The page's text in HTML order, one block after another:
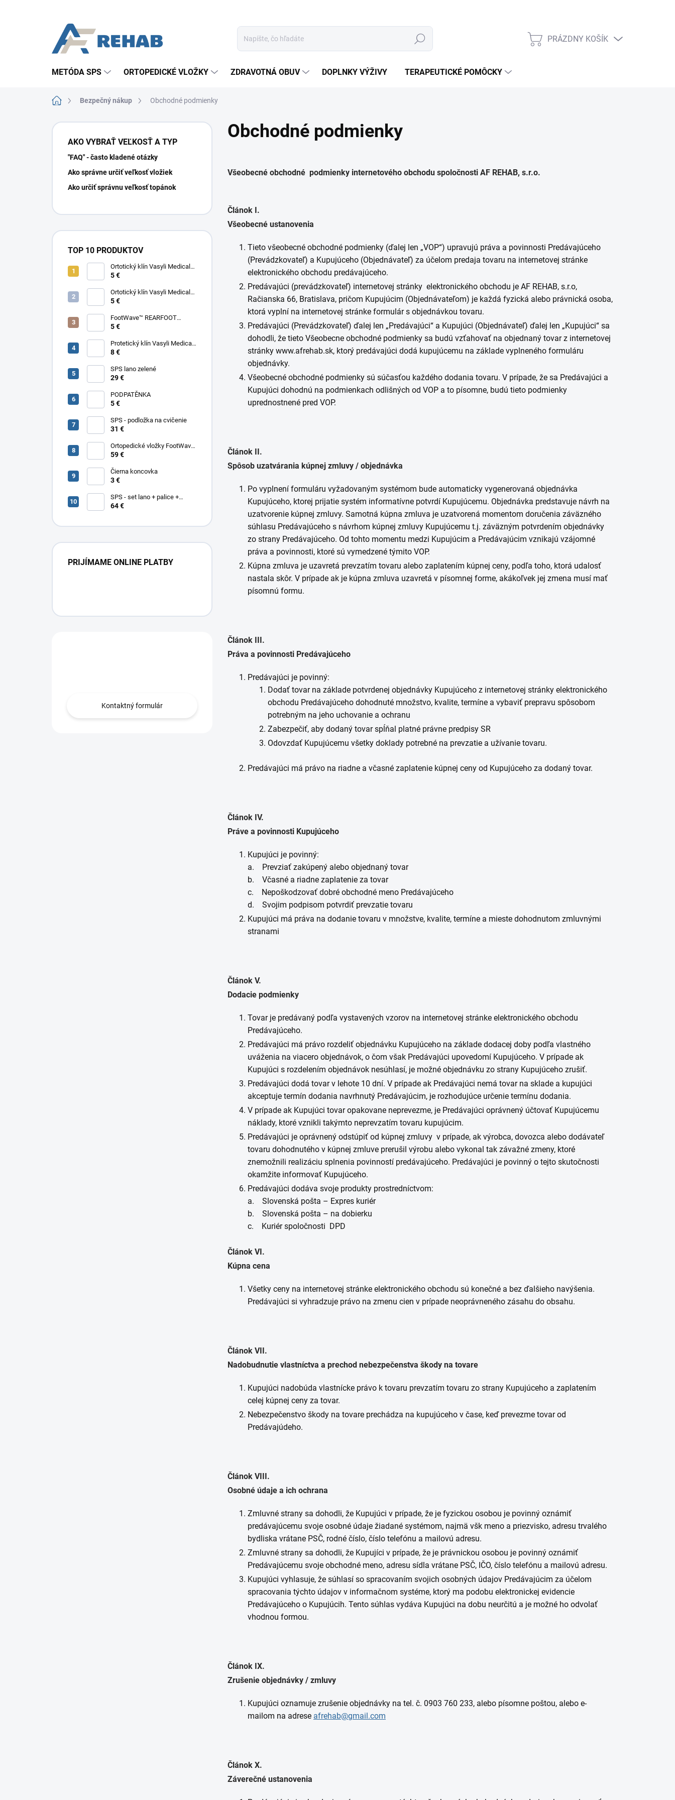
Hľadať
NÁKUPNÝ
PRÁZDNY KOŠÍK
METÓDA SPS ORTOPEDICKÉ VLOŽKY ZDRAVOTNÁ OBUV DOPLNKY VÝŽIVY TERAPEUTICKÉ POMÔCKY
DomovBezpečný nákup Obchodné podmienky
B
e
AKO VYBRAŤ VEĽKOSŤ A TYP
"FAQ" - často kladené otázky
Ako správne určiť veľkosť vložiek
Ako určiť správnu veľkosť topánok
TOP 10 PRODUKTOV
Ortotický klín Vasyli Medical
FOREFOOT VARUS
5 €
Ortotický klín Vasyli Medical
FOREFOOT VALGUS
5 €
FootWave™ REARFOOT
SUPINATION/PRONATION
5 €
Protetický klín Vasyli Medical
REARFOOT VARUS
8 €
SPS lano zelené
29 €
PODPATĚNKA
5 €
SPS - podložka na cvičenie
31 €
Ortopedické vložky FootWave
- Stabilní chůze (Support)
59 €
Čierna koncovka
3 €
SPS - set lano + palice +
podložka
64 €
PRIJÍMAME ONLINE PLATBY
Kontaktný formulár
Obchodné podmienky
Všeobecné obchodné podmienky internetového obchodu spoločnosti AF REHAB, s.r.o.
Článok I.
Všeobecné ustanovenia
Tieto všeobecné obchodné podmienky (ďalej len „VOP“) upravujú práva a povinnosti Predávajúceho
(Prevádzkovateľ) a Kupujúceho (Objednávateľ) za účelom predaja tovaru na internetovej stránke
elektronického obchodu predávajúceho.
Predávajúci (prevádzkovateľ) internetovej stránky elektronického obchodu je AF REHAB, s.r.o,
Račianska 66, Bratislava, pričom Kupujúcim (Objednávateľom) je každá fyzická alebo právnická osoba,
ktorá vyplní na internetovej stránke formulár s objednávkou tovaru.
Predávajúci (Prevádzkovateľ) ďalej len „Predávajúci“ a Kupujúci (Objednávateľ) ďalej len „Kupujúci“ sa
dohodli, že tieto Všeobecne obchodné podmienky sa budú vzťahovať na objednaný tovar z internetovej
stránky www.afrehab.sk, ktorý predávajúci dodá kupujúcemu na základe vyplneného formuláru
objednávky.
Všeobecné obchodné podmienky sú súčasťou každého dodania tovaru. V prípade, že sa Predávajúci a
Kupujúci dohodnú na podmienkach odlišných od VOP a to písomne, budú tieto podmienky
uprednostnené pred VOP.
Článok II.
Spôsob uzatvárania kúpnej zmluvy / objednávka
Po vyplnení formuláru vyžadovaným systémom bude automaticky vygenerovaná objednávka
Kupujúceho, ktorej prijatie systém informatívne potvrdí Kupujúcemu. Objednávka predstavuje návrh na
uzatvorenie kúpnej zmluvy. Samotná kúpna zmluva je uzatvorená momentom doručenia záväzného
súhlasu Predávajúceho s návrhom kúpnej zmluvy Kupujúcemu t.j. záväzným potvrdením objednávky
zo strany Predávajúceho. Od tohto momentu medzi Kupujúcim a Predávajúcim vznikajú vzájomné
práva a povinnosti, ktoré sú vymedzené týmito VOP.
Kúpna zmluva je uzavretá prevzatím tovaru alebo zaplatením kúpnej ceny, podľa toho, ktorá udalosť
nastala skôr. V prípade ak je kúpna zmluva uzavretá v písomnej forme, akákoľvek jej zmena musí mať
písomnú formu.
Článok III.
Práva a povinnosti Predávajúceho
Predávajúci je povinný:
Dodať tovar na základe potvrdenej objednávky Kupujúceho z internetovej stránky elektronického
obchodu Predávajúceho dohodnuté množstvo, kvalite, termíne a vybaviť prepravu spôsobom
potrebným na jeho uchovanie a ochranu
Zabezpečiť, aby dodaný tovar spĺňal platné právne predpisy SR
Odovzdať Kupujúcemu všetky doklady potrebné na prevzatie a užívanie tovaru.
Predávajúci má právo na riadne a včasné zaplatenie kúpnej ceny od Kupujúceho za dodaný tovar.
Článok IV.
Práve a povinnosti Kupujúceho
Kupujúci je povinný:
a. Prevziať zakúpený alebo objednaný tovar
b. Včasné a riadne zaplatenie za tovar
c. Nepoškodzovať dobré obchodné meno Predávajúceho
d. Svojim podpisom potvrdiť prevzatie tovaru
Kupujúci má práva na dodanie tovaru v množstve, kvalite, termíne a mieste dohodnutom zmluvnými
stranami
Článok V.
Dodacie podmienky
Tovar je predávaný podľa vystavených vzorov na internetovej stránke elektronického obchodu
Predávajúceho.
Predávajúci má právo rozdeliť objednávku Kupujúceho na základe dodacej doby podľa vlastného
uváženia na viacero objednávok, o čom však Predávajúci upovedomí Kupujúceho. V prípade ak
Kupujúci s rozdelením objednávok nesúhlasí, je možné objednávku zo strany Kupujúceho zrušiť.
Predávajúci dodá tovar v lehote 10 dní. V prípade ak Predávajúci nemá tovar na sklade a kupujúci
akceptuje termín dodania navrhnutý Predávajúcim, je rozhodujúce určenie termínu dodania.
V prípade ak Kupujúci tovar opakovane neprevezme, je Predávajúci oprávnený účtovať Kupujúcemu
náklady, ktoré vznikli takýmto neprevzatím tovaru kupujúcim.
Predávajúci je oprávnený odstúpiť od kúpnej zmluvy v prípade, ak výrobca, dovozca alebo dodávateľ
tovaru dohodnutého v kúpnej zmluve prerušil výrobu alebo vykonal tak závažné zmeny, ktoré
znemožnili realizáciu splnenia povinností predávajúceho. Predávajúci je povinný o tejto skutočnosti
okamžite informovať Kupujúceho.
Predávajúci dodáva svoje produkty prostredníctvom:
a. Slovenská pošta – Expres kuriér
b. Slovenská pošta – na dobierku
c. Kuriér spoločnosti DPD
Článok VI.
Kúpna cena
Všetky ceny na internetovej stránke elektronického obchodu sú konečné a bez ďalšieho navýšenia.
Predávajúci si vyhradzuje právo na zmenu cien v prípade neoprávneného zásahu do obsahu.
Článok VII.
Nadobudnutie vlastníctva a prechod nebezpečenstva škody na tovare
Kupujúci nadobúda vlastnícke právo k tovaru prevzatím tovaru zo strany Kupujúceho a zaplatením
celej kúpnej ceny za tovar.
Nebezpečenstvo škody na tovare prechádza na kupujúceho v čase, keď prevezme tovar od
Predávajúdeho.
Článok VIII.
Osobné údaje a ich ochrana
Zmluvné strany sa dohodli, že Kupujúci v prípade, že je fyzickou osobou je povinný oznámiť
predávajúcemu svoje osobné údaje žiadané systémom, najmä všk meno a priezvisko, adresu trvalého
bydliska vrátane PSČ, rodné číslo, číslo telefónu a mailovú adresu.
Zmluvné strany sa dohodli, že Kupujíci v prípade, že je právnickou osobou je povinný oznámiť
Predávajúcemu svoje obchodné meno, adresu sídla vrátane PSČ, IČO, číslo telefónu a mailovú adresu.
Kupujúci vyhlasuje, že súhlasí so spracovaním svojich osobných údajov Predávajúcim za účelom
spracovania týchto údajov v informačnom systéme, ktorý ma podobu elektronickej evidencie
Predávajúceho o Kupujúcih. Tento súhlas vydáva Kupujúci na dobu neurčitú a je možné ho odvolať
vhodnou formou.
Článok IX.
Zrušenie objednávky / zmluvy
Kupujúci oznamuje zrušenie objednávky na tel. č. 0903 760 233, alebo písomne poštou, alebo e-
mailom na adrese afrehab@gmail.com
Článok X.
Záverečné ustanovenia